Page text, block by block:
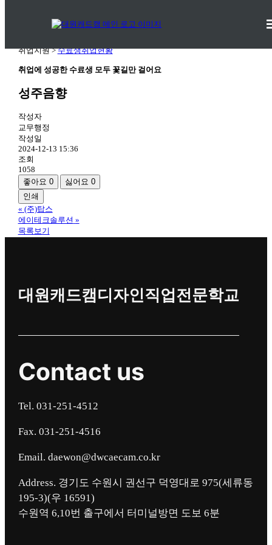
수료생취업현황
취업지원 >수료생취업현황
취업에 성공한 수료생 모두 꽃길만 걸어요
성주음향
작성자
교무행정
작성일
2024-12-13 15:36
조회
1058
좋아요 0 싫어요 0
인쇄
« (주)탑스
에이테크솔루션 »
목록보기
대원캐드캠디자인직업전문학교
Contact us
Tel. 031-251-4512
Fax. 031-251-4516
Email. daewon@dwcaecam.co.kr
Address. 경기도 수원시 권선구 덕영대로 975(세류동
195-3)(우 16591)